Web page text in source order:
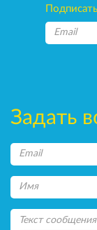
Задать